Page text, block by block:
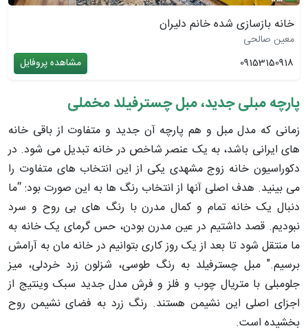
خانه بازسازی شده خانم دلیران
معین صالحی
09153150918
مشاهده پروفایل
پارچه مبلی جدید، مبل چسترفیلد مخملی
زمانی که مدل مبل و هم پارچه آن جدید و متفاوت از باقی خانه
های ایرانی باشد، به یک عنصر شاخص در خانه تبدیل می شود. در
دکوراسیون خانه زوج مشهدی یکی از این انتخاب های متفاوت را
می بینید. هدف اصلی آنها از انتخاب رنگ ها به این صورت بود: “ما
دنبال یک خانه تمام و کمال مدرن با رنگ های بی روح و سرد
نبودیم. قصد داشتیم در عین مدرن بودن، حس گرمای یک خانه به
ما منتقل شود تا بعد از یک روز کاری بتوانیم در خانه مان به آرامش
برسیم." مبل چسترفیلد به رنگ طوسی، شزلون زرد خردلی، میز
جلومبلی با متریال چوب و فلز و فرش مدل جدید سبک وینتیج از
اجزای اصلی این نشیمن هستند. رنگ زرد به فضای نشیمن روح
بخشیده است.